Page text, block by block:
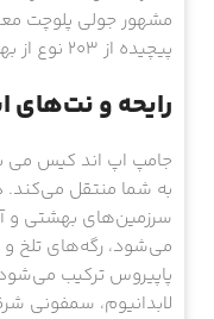
مشهور جولی پلوچت
پیچیده از 203 نوع از بهترین مواد اولیه عطرسازی، تجربه‌ای منحصر به فرد و دلپذیر را برای آقایان و بانوان به ارمغان می‌آورد.
رایحه و نت‌های
جامپ اپ اند کیس می
به شما منتقل می‌کند.
سرزمین‌های بهشتی و
می‌شود، رگه‌های تلخ و
پاپیروس ترکیب می‌شود
لابدانیوم، سمفونی